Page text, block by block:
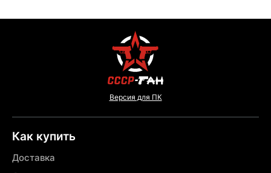
Версия для ПК
Как купить
Доставка